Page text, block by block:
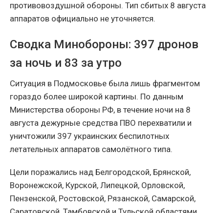
противовоздушной обороны. Тип сбитых 8 августа
аппаратов официально не уточняется.
Сводка Минобороны: 397 дронов
за ночь и 83 за утро
Ситуация в Подмосковье была лишь фрагментом
гораздо более широкой картины. По данным
Министерства обороны РФ, в течение ночи на 8
августа дежурные средства ПВО перехватили и
уничтожили 397 украинских беспилотных
летательных аппаратов самолётного типа.
Цели поражались над Белгородской, Брянской,
Воронежской, Курской, Липецкой, Орловской,
Пензенской, Ростовской, Рязанской, Самарской,